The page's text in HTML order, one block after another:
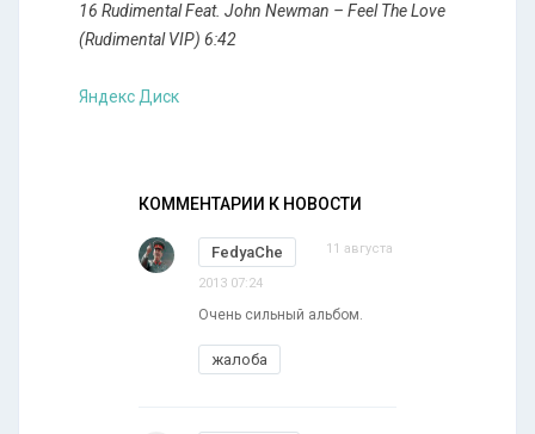
16 Rudimental Feat. John Newman – Feel The Love
(Rudimental VIP) 6:42
Яндекс Диск
КОММЕНТАРИИ К НОВОСТИ
FedyaChe 11 августа
2013 07:24
Очень сильный альбом.
жалоба